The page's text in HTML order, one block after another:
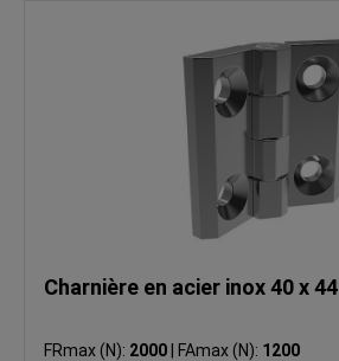
Charnière en acier inox 40 x 44
FRmax (N): 2000 FAmax (N): 1200